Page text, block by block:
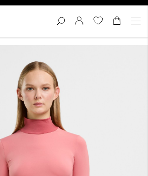
Salta
contenuto
Cambia
Cerca